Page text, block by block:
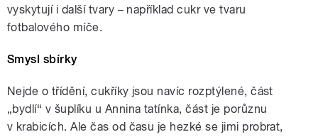
vyskytují i další tvary – například cukr ve tvaru
fotbalového míče.
Smysl sbírky
Nejde o třídění, cukříky jsou navíc rozptýlené, část
„bydlí“ v šuplíku u Annina tatínka, část je porůznu
v krabicích. Ale čas od času je hezké se jimi probrat,